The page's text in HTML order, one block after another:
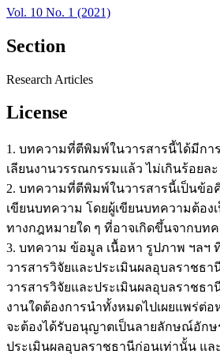
Vol. 10 No. 1 (2021)
Section
Research Articles
License
1. บทความที่ตีพิมพ์ในวารสารนี้ได้มีกา
เลียนงานวรรณกรรมแล้ว ไม่เกินร้อยละ
2. บทความที่ตีพิมพ์ในวารสารนี้เป็นข้
เขียนบทความ โดยผู้เขียนบทความต้อง
ทางกฎหมายใด ๆ ที่อาจเกิดขึ้นจากบท
3. บทความ ข้อมูล เนื้อหา รูปภาพ ฯลฯ
วารสารวิจัยและประเมินผลอุบลราชธ
วารสารวิจัยและประเมินผลอุบลราชธ
งานใดต้องการนำทั้งหมดไปเผยแพร่ต่อ
จะต้องได้รับอนุญาตเป็นลายลักษณ์อักษ
ประเมินผลอุบลราชธานีก่อนเท่านั้น แล